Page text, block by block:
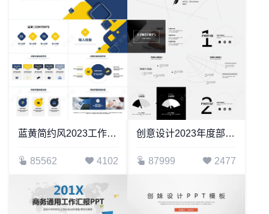
蓝黄简约风2023工作总结汇报通用PPT模板
85562 4102
创意设计2023年度部门工作汇报
87999 2477